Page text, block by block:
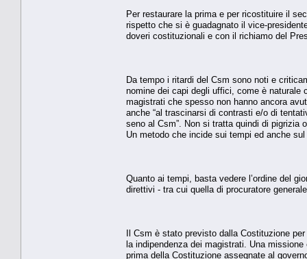
Per restaurare la prima e per ricostituire il
rispetto che si è guadagnato il vice-
doveri costituzionali e con il richiamo del
Da tempo i ritardi del Csm sono noti e
nomine dei capi degli uffici, come è
magistrati che spesso non hanno ancora
anche “al trascinarsi di contrasti e/o di
seno al Csm”. Non si tratta quindi di pigrizia
Un metodo che incide sui tempi ed anche
Quanto ai tempi, basta vedere l’ordine del
direttivi - tra cui quella di procuratore
Il Csm è stato previsto dalla Costituzione
la indipendenza dei magistrati. Una
prima della Costituzione assegnate al